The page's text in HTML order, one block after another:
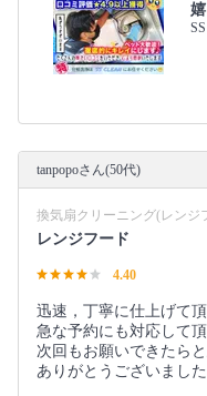
tanpopoさん(50代)
換気扇クリーニング(レンジ
レンジフード
4.40
迅速，丁寧に仕上げて
急な予約にも対応して頂
次回もお願いできたらと
ありがとうございました